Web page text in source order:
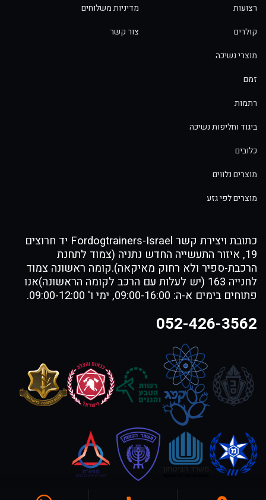
רצועות
קולרים
מוצרי נשיכה
זמם
רתמות
ביגוד וחליפות נשיכה
כלובים
מוצרים נלווים
מוצרים לפי גזע
מדיניות משלוחים
צור קשר
כתובת ויצירת קשר Fordogtrainers-Israel יד חרוצים
19, איזור התעשייה החדש נתניה (צמוד לתחנת
הרכבת-ספיר ולא רחוק מאיקאה).קומה ראשונה צמוד
לחנייה 163 (יש לעלות עם הרכב לקומה הראשונה)אנו
פתוחים בימים א-ה: 09:00-16:00, ימי ו' 09:00-12:00.
052-426-3562